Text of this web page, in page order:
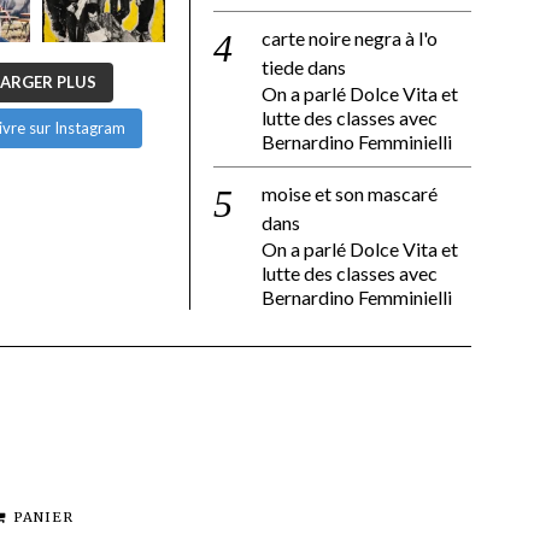
PLUS
sur Instagram
carte noire negra à l'o
tiededans
On a parlé Dolce Vita et
lutte des classes avec
Bernardino Femminielli
moise et son mascaré
dans
On a parlé Dolce Vita et
lutte des classes avec
Bernardino Femminielli
PANIER